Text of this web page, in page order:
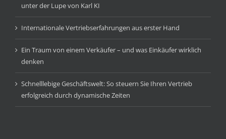
unter der Lupe von Karl KI
Internationale Vertriebserfahrungen aus erster Hand
Ein Traum von einem Verkäufer – und was Einkäufer wirklich
denken
Schnelllebige Geschäftswelt: So steuern Sie Ihren Vertrieb
erfolgreich durch dynamische Zeiten